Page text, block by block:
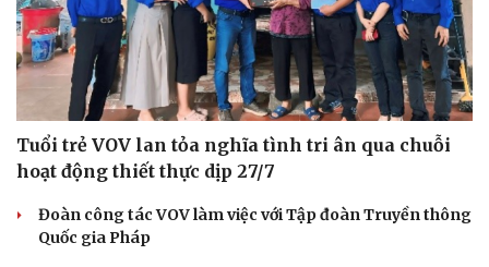
Tuổi trẻ VOV lan tỏa nghĩa tình tri ân qua chuỗi
hoạt động thiết thực dịp 27/7
Đoàn công tác VOV làm việc với Tập đoàn Truyền thông
Quốc gia Pháp